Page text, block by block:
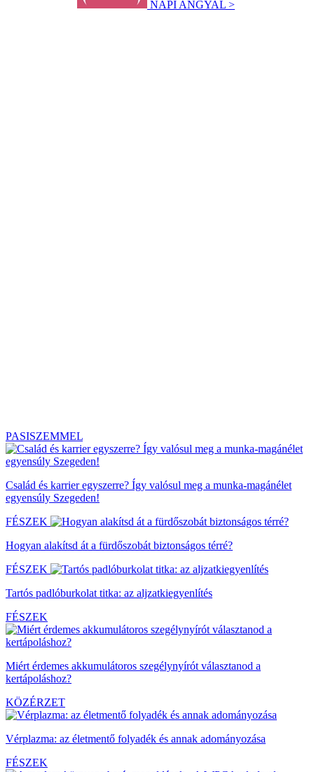
NAPI ANGYAL >
PASISZEMMEL
Család és karrier egyszerre? Így valósul meg a munka-magánélet
egyensúly Szegeden!
FÉSZEK
Hogyan alakítsd át a fürdőszobát biztonságos térré?
FÉSZEK
Tartós padlóburkolat titka: az aljzatkiegyenlítés
FÉSZEK
Miért érdemes akkumulátoros szegélynyírót választanod a
kertápoláshoz?
KÖZÉRZET
Vérplazma: az életmentő folyadék és annak adományozása
FÉSZEK